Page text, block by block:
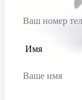
Имя